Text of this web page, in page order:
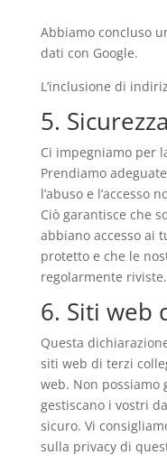
Abbiamo concluso
dati con Google.
L’inclusione di
5. Sicurezza
Ci impegniamo per
Prendiamo
l’abuso e l’accesso
Ciò garantisce che
abbiano accesso ai
protetto e che le
regolarmente riviste.
6. Siti web
Questa
siti web di terzi
web. Non possiamo
gestiscano i vostri
sicuro. Vi
sulla privacy di